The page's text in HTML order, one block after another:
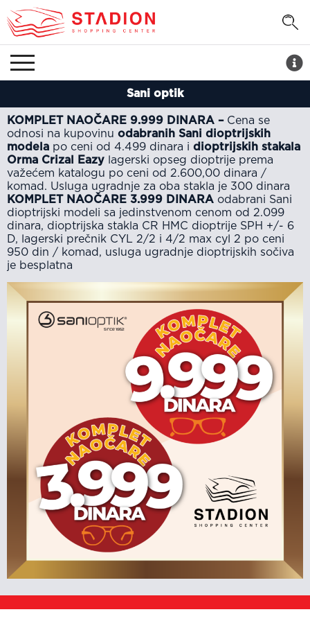
Sani optik
KOMPLET NAOČARE 9.999 DINARA – Cena se
odnosi na kupovinu odabranih Sani dioptrijskih
modela po ceni od 4.499 dinara i dioptrijskih stakala
Orma Crizal Eazy lagerski opseg dioptrije prema
važećem katalogu po ceni od 2.600,00 dinara /
komad. Usluga ugradnje za oba stakla je 300 dinara
KOMPLET NAOČARE 3.999 DINARA odabrani Sani
dioptrijski modeli sa jedinstvenom cenom od 2.099
dinara, dioptrijska stakla CR HMC dioptrije SPH +/- 6
D, lagerski prečnik CYL 2/2 i 4/2 max cyl 2 po ceni
950 din / komad, usluga ugradnje dioptrijskih sočiva
je besplatna